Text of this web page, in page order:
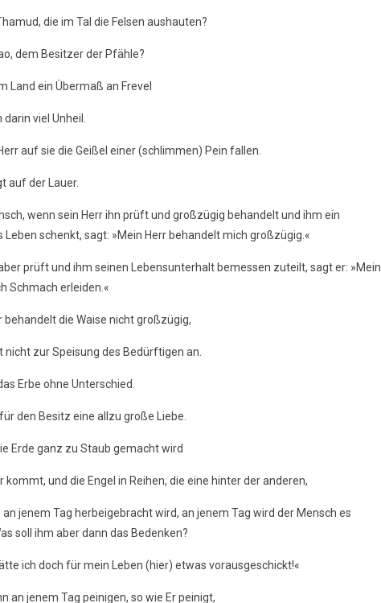
die im Tal die Felsen aushauten?
dem Besitzer der Pfähle?
Land ein Übermaß an Frevel
viel Unheil.
auf sie die Geißel einer (schlimmen) Pein fallen.
auf der Lauer.
wenn sein Herr ihn prüft und großzügig behandelt und ihm ein
Leben schenkt, sagt: »Mein Herr behandelt mich großzügig.«
prüft und ihm seinen Lebensunterhalt bemessen zuteilt, sagt er: »Mein
Schmach erleiden.«
behandelt die Waise nicht großzügig,
nicht zur Speisung des Bedürftigen an.
Erbe ohne Unterschied.
den Besitz eine allzu große Liebe.
Erde ganz zu Staub gemacht wird
kommt, und die Engel in Reihen, die eine hinter der anderen,
an jenem Tag herbeigebracht wird, an jenem Tag wird der Mensch es
soll ihm aber dann das Bedenken?
ich doch für mein Leben (hier) etwas vorausgeschickt!«
an jenem Tag peinigen, so wie Er peinigt,